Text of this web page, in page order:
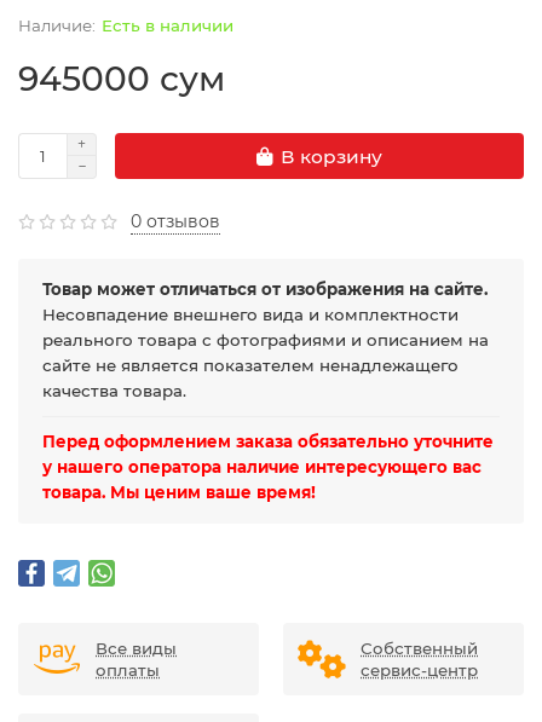
Есть в наличии
945000 сум
В корзину
0 отзывов
Товар может отличаться от изображения на сайте.
Несовпадение внешнего вида и комплектности
реального товара с фотографиями и описанием на
сайте не является показателем ненадлежащего
качества товара.
Перед оформлением заказа обязательно уточните
у нашего оператора наличие интересующего вас
товара. Мы ценим ваше время!
Все виды
оплаты
Собственный
сервис-центр